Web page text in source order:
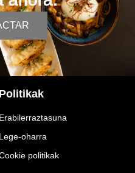
Politikak
Erabilerraztasuna
Lege-oharra
politikak